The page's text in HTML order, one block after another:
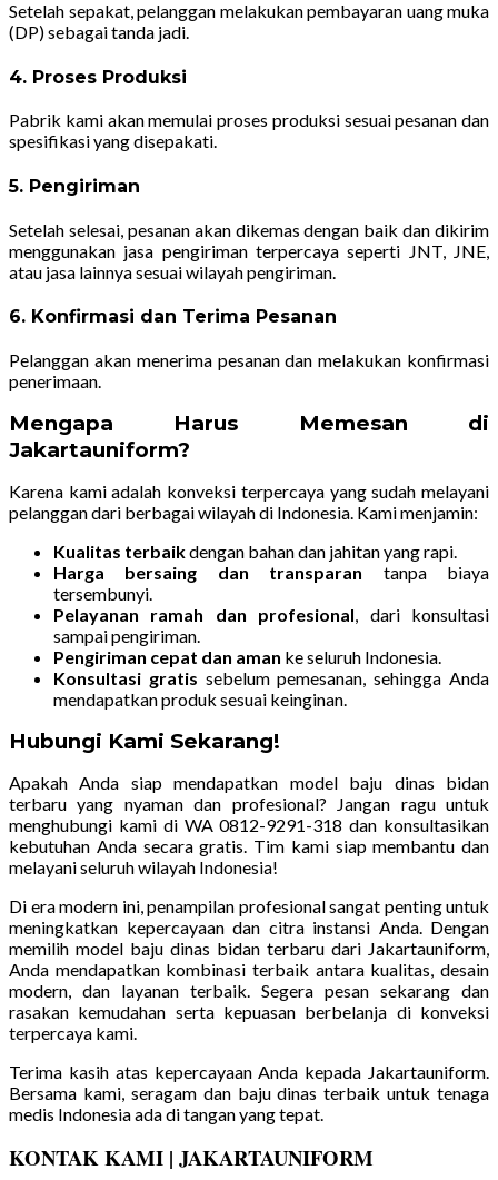
Setelah sepakat, pelanggan melakukan pembayaran uang muka
(DP) sebagai tanda jadi.
4. Proses Produksi
Pabrik kami akan memulai proses produksi sesuai pesanan dan
spesifikasi yang disepakati.
5. Pengiriman
Setelah selesai, pesanan akan dikemas dengan baik dan dikirim
menggunakan jasa pengiriman terpercaya seperti JNT, JNE,
atau jasa lainnya sesuai wilayah pengiriman.
6. Konfirmasi dan Terima Pesanan
Pelanggan akan menerima pesanan dan melakukan konfirmasi
penerimaan.
Mengapa Harus Memesan di
Jakartauniform?
Karena kami adalah konveksi terpercaya yang sudah melayani
pelanggan dari berbagai wilayah di Indonesia. Kami menjamin:
Kualitas terbaikdengan bahan dan jahitan yang rapi.
Harga bersaing dan transparan tanpa biaya
tersembunyi.
Pelayanan ramah dan profesional, dari konsultasi
sampai pengiriman.
Pengiriman cepat dan aman ke seluruh Indonesia.
Konsultasi gratis sebelum pemesanan, sehingga Anda
mendapatkan produk sesuai keinginan.
Hubungi Kami Sekarang!
Apakah Anda siap mendapatkan model baju dinas bidan
terbaru yang nyaman dan profesional? Jangan ragu untuk
menghubungi kami di WA 0812-9291-318 dan konsultasikan
kebutuhan Anda secara gratis. Tim kami siap membantu dan
melayani seluruh wilayah Indonesia!
Di era modern ini, penampilan profesional sangat penting untuk
meningkatkan kepercayaan dan citra instansi Anda. Dengan
memilih model baju dinas bidan terbaru dari Jakartauniform,
Anda mendapatkan kombinasi terbaik antara kualitas, desain
modern, dan layanan terbaik. Segera pesan sekarang dan
rasakan kemudahan serta kepuasan berbelanja di konveksi
terpercaya kami.
Terima kasih atas kepercayaan Anda kepada Jakartauniform.
Bersama kami, seragam dan baju dinas terbaik untuk tenaga
medis Indonesia ada di tangan yang tepat.
KONTAK KAMI | JAKARTAUNIFORM